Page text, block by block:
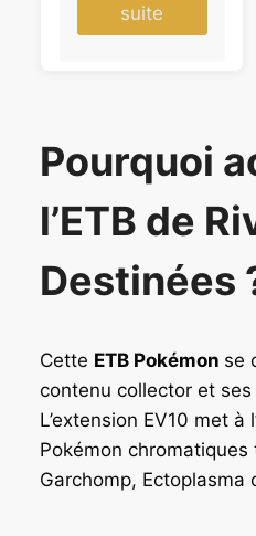
suite
Pourquoi
l’ETB de
Destinées
Cette ETB Pokémon se
contenu collector et
L’extension EV10 met à
Pokémon
Garchomp, Ectoplasma